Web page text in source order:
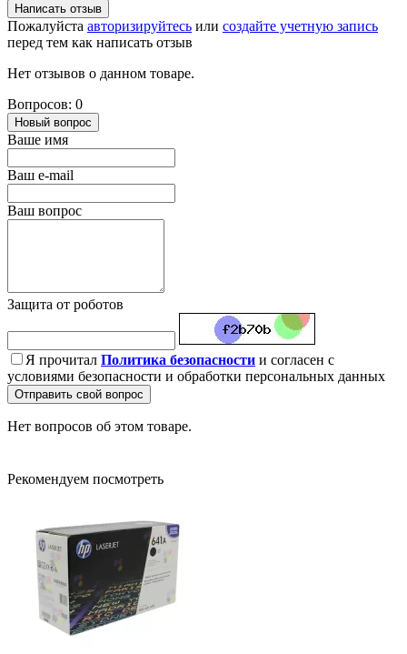
Написать отзыв
Пожалуйста авторизируйтесь или создайте учетную запись
перед тем как написать отзыв
Нет отзывов о данном товаре.
Вопросов: 0
Новый вопрос
Ваше имя
Ваш e-mail
Ваш вопрос
Защита от роботов
Я прочитал Политика безопасности и согласен с
условиями безопасности и обработки персональных данных
Отправить свой вопрос
Нет вопросов об этом товаре.
Рекомендуем посмотреть